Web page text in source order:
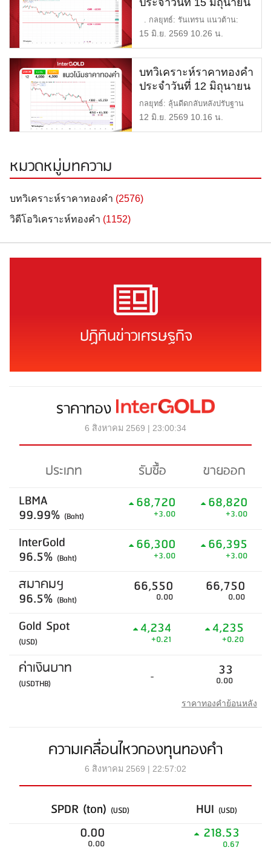
ประจำวันที่ 15 มิถุนายน
2569
. กลยุทธ์: รันเทรน แนวต้าน:
$4,580 = 68,500 บาท […]
15 มิ.ย. 2569 10.26 น.
บทวิเคราะห์ราคาทองคำ
ประจำวันที่ 12 มิถุนายน
2569
กลยุทธ์: ลุ้นดีดกลับหลังปรับฐาน
แรง แนวต้าน: $4,300 = 65 […]
12 มิ.ย. 2569 10.16 น.
หมวดหมู่บทความ
บทวิเคราะห์ราคาทองคำ (2576)
วิดีโอวิเคราะห์ทองคำ (1152)
ปฏิทินข่าวเศรษฐกิจ
ราคาทอง
6 สิงหาคม 2569 | 23:00:34
ประเภท รับซื้อ
ขายออก
LBMA
99.99% (Baht)
68,720
+3.00
68,820
+3.00
InterGold
96.5% (Baht)
66,300
+3.00
66,395
+3.00
สมาคมฯ
96.5% (Baht)
66,550
0.00
66,750
0.00
Gold Spot
(USD)
4,234
+0.21
4,235
+0.20
ค่าเงินบาท
(USDTHB) - 33
0.00
ราคาทองคำย้อนหลัง
ความเคลื่อนไหวกองทุนทองคำ
6 สิงหาคม 2569 | 22:57:02
SPDR (ton) (USD) HUI (USD)
0.00
0.00
218.53
0.67